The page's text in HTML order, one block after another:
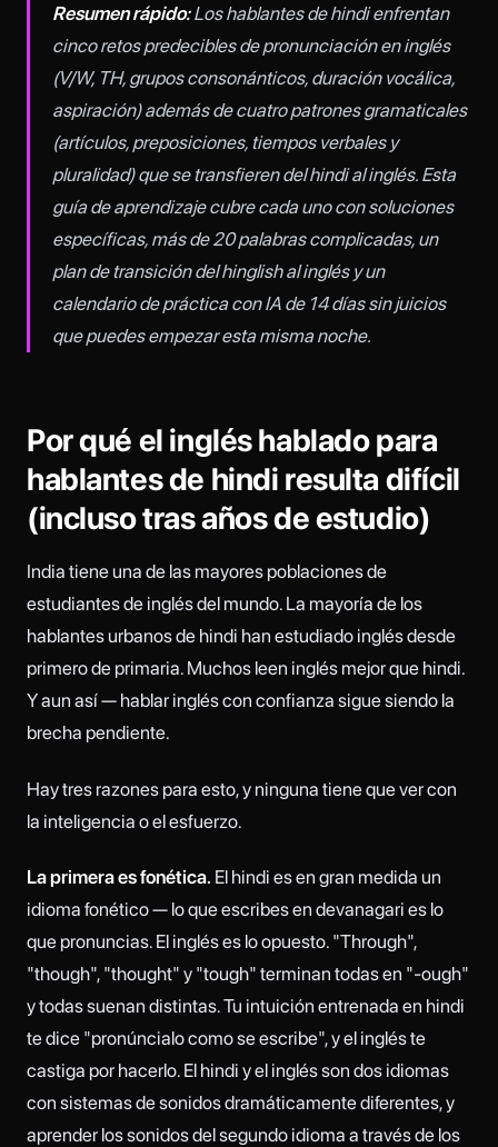
Resumen rápido:Los hablantes de hindi enfrentan
cinco retos predecibles de pronunciación en inglés
(V/W, TH, grupos consonánticos, duración vocálica,
aspiración) además de cuatro patrones gramaticales
(artículos, preposiciones, tiempos verbales y
pluralidad) que se transfieren del hindi al inglés. Esta
guía de aprendizaje cubre cada uno con soluciones
específicas, más de 20 palabras complicadas, un
plan de transición del hinglish al inglés y un
calendario de práctica con IA de 14 días sin juicios
que puedes empezar esta misma noche.
Por qué el inglés hablado para
hablantes de hindi resulta difícil
(incluso tras años de estudio)
India tiene una de las mayores poblaciones de
estudiantes de inglés del mundo. La mayoría de los
hablantes urbanos de hindi han estudiado inglés desde
primero de primaria. Muchos leen inglés mejor que hindi.
Y aun así — hablar inglés con confianza sigue siendo la
brecha pendiente.
Hay tres razones para esto, y ninguna tiene que ver con
la inteligencia o el esfuerzo.
La primera es fonética. El hindi es en gran medida un
idioma fonético — lo que escribes en devanagari es lo
que pronuncias. El inglés es lo opuesto. "Through",
"though", "thought" y "tough" terminan todas en "-ough"
y todas suenan distintas. Tu intuición entrenada en hindi
te dice "pronúncialo como se escribe", y el inglés te
castiga por hacerlo. El hindi y el inglés son dos idiomas
con sistemas de sonidos dramáticamente diferentes, y
aprender los sonidos del segundo idioma a través de los